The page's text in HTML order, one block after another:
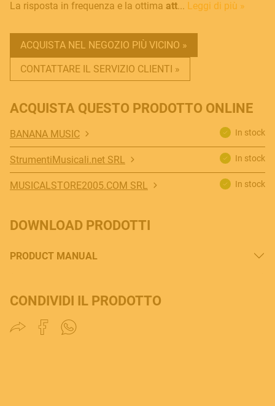
La risposta in frequenza e la ottima att... Leggi di più »
ACQUISTA NEL NEGOZIO PIÙ VICINO »
CONTATTARE IL SERVIZIO CLIENTI »
ACQUISTA QUESTO PRODOTTO ONLINE
BANANA MUSIC In stock
StrumentiMusicali.net SRL In stock
MUSICALSTORE2005.COM SRL In stock
DOWNLOAD PRODOTTI
PRODUCT MANUAL
CONDIVIDI IL PRODOTTO